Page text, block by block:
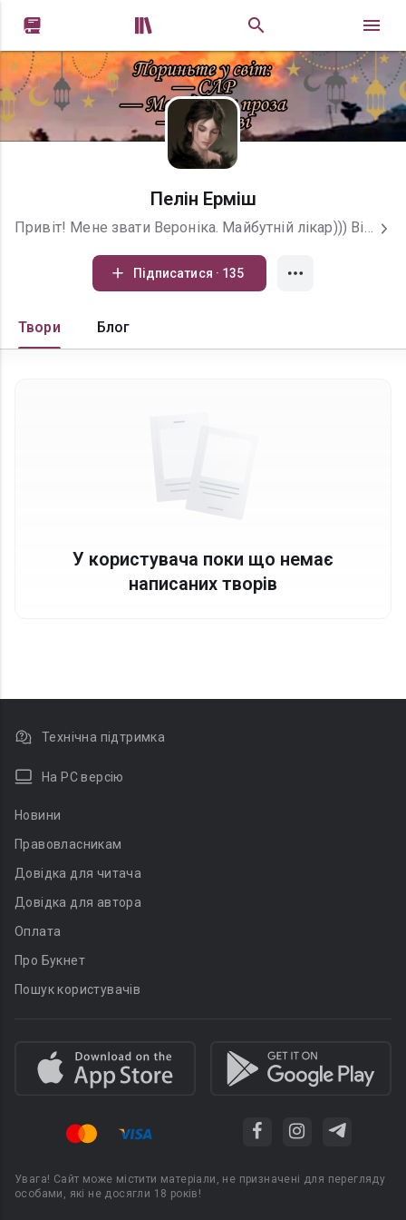
 
Пелін Ерміш
Привіт! Мене звати Вероніка. Майбутній лікар))) Вільний час витрачаю на написання творів, або на малювання. Дуже рада вас бачити на моїй стронці!!! Обіцяю буде цікаво!!! Ютуб:
Підписатися · 135
Твори Блог
У користувача поки що немає
написаних творів
Технічна підтримка
На PC версію
Новини
Правовласникам
Довідка для читача
Довідка для автора
Оплата
Про Букнет
Пошук користувачів
Увага! Сайт може містити матеріали, не призначені для перегляду
особами, які не досягли 18 років!